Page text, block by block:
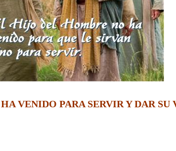
VENIDO PARA SERVIR Y DAR SU